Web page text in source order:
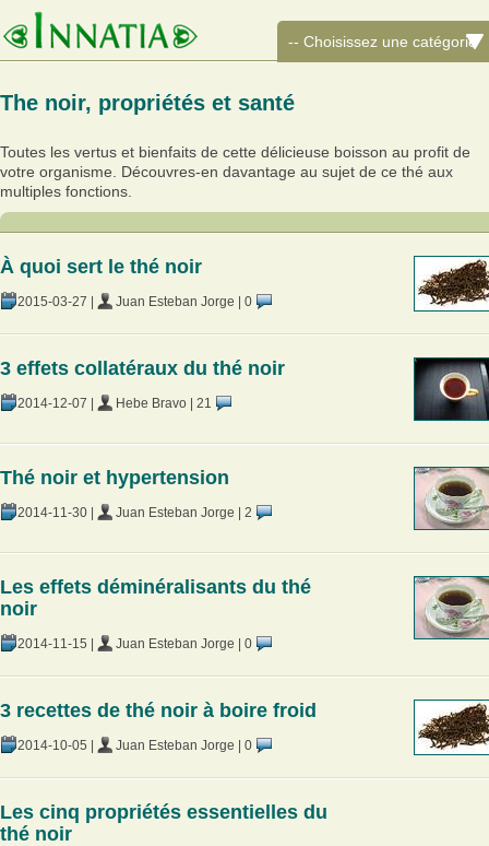
The noir, propriétés et santé
Toutes les vertus et bienfaits de cette délicieuse boisson au profit de
votre organisme. Découvres-en davantage au sujet de ce thé aux
multiples fonctions.
À quoi sert le thé noir
2015-03-27 Juan Esteban Jorge 0
3 effets collatéraux du thé noir
2014-12-07 Hebe Bravo 21
Thé noir et hypertension
2014-11-30 Juan Esteban Jorge 2
Les effets déminéralisants du thé
noir
2014-11-15 Juan Esteban Jorge 0
3 recettes de thé noir à boire froid
2014-10-05 Juan Esteban Jorge 0
Les cinq propriétés essentielles du
thé noir